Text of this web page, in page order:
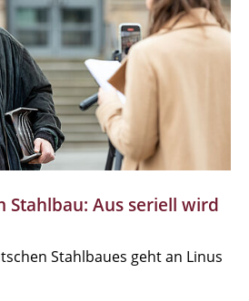
Stahlbau: Aus seriell wird
Stahlbaues geht an Linus